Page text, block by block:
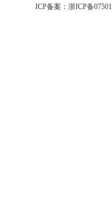
ICP备案： 浙ICP备